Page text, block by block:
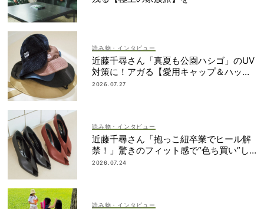
読み物・インタビュー
近藤千尋さん「真夏も公園ハシゴ」のUV
対策に！アガる【愛用キャップ＆ハッ
ト】大公開
2026.07.27
読み物・インタビュー
近藤千尋さん「抱っこ紐卒業でヒール解
禁！」驚きのフィット感で“色ち買い”し
たパンプスって？
2026.07.24
読み物・インタビュー